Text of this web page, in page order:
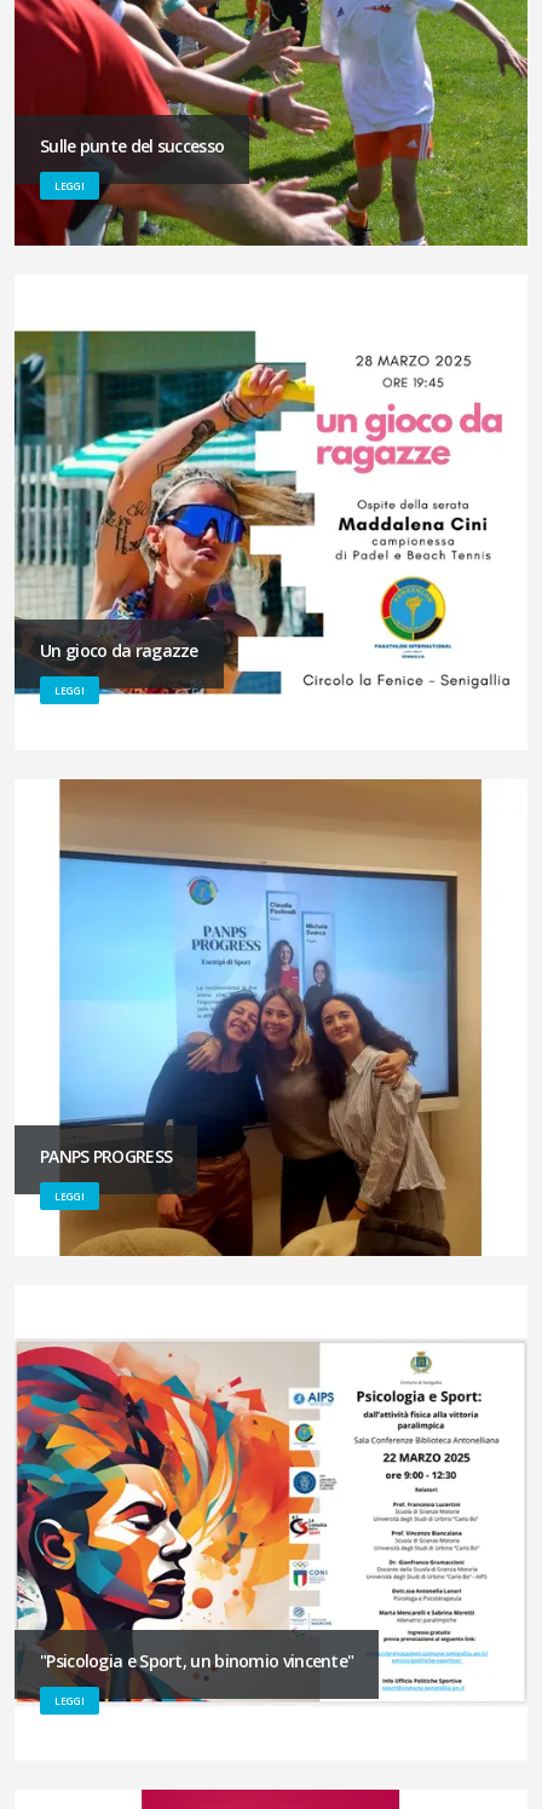
Sulle punte del successo
LEGGI
Un gioco da ragazze
LEGGI
PANPS PROGRESS
LEGGI
"Psicologia e Sport, un binomio vincente"
LEGGI